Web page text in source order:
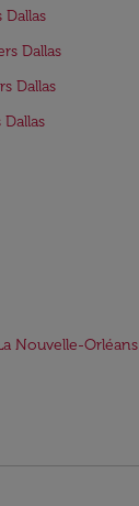
Dallas
Dallas
Dallas
Nouvelle-Orléans